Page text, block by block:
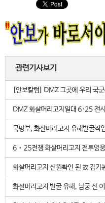
관련기사보기
[안보칼럼] DMZ 그곳에 우리 국
DMZ 화살머리고지일대 6·25 전
국방부, 화살머리고지 유해발굴
6‧25전쟁 화살머리고지 전투영
화살머리고지 신원확인 된 故 김
화살머리고지 발굴 유해, 남궁 선